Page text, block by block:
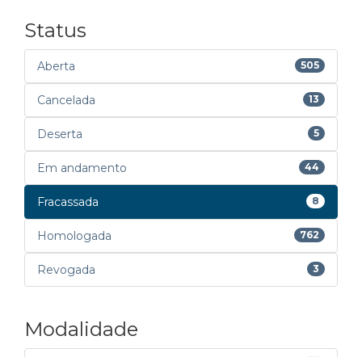
Status
Aberta 505
Cancelada 13
Deserta 5
Em andamento 44
Fracassada 8
Homologada 762
Revogada 3
Modalidade